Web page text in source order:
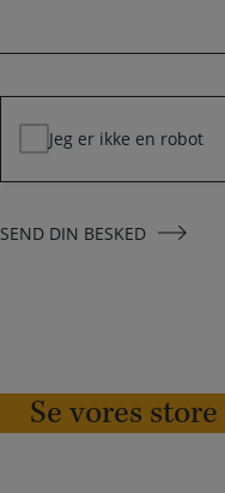
*
Jeg er ikke en robot
SEND DIN BESKED
Se vores